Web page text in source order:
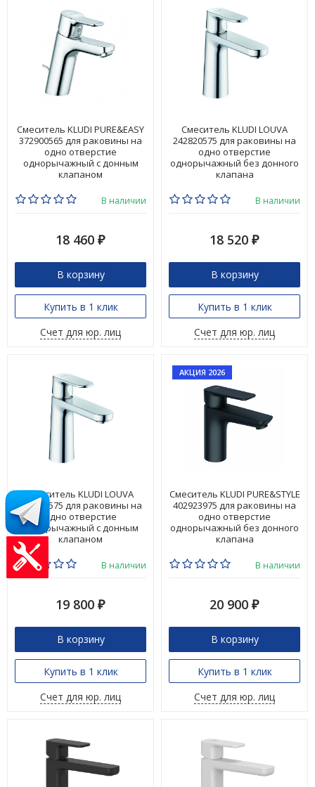
Смеситель KLUDI PURE&EASY
372900565 для раковины на
одно отверстие
однорычажный с донным
клапаном
В наличии
18 460 ₽
В корзину
Купить в 1 клик
Счет для юр. лиц
Смеситель KLUDI LOUVA
242820575 для раковины на
одно отверстие
однорычажный без донного
клапана
В наличии
18 520 ₽
В корзину
Купить в 1 клик
Счет для юр. лиц
Смеситель KLUDI LOUVA
242880575 для раковины на
одно отверстие
однорычажный с донным
клапаном
В наличии
19 800 ₽
В корзину
Купить в 1 клик
Счет для юр. лиц
АКЦИЯ 2026
Смеситель KLUDI PURE&STYLE
402923975 для раковины на
одно отверстие
однорычажный без донного
клапана
В наличии
20 900 ₽
В корзину
Купить в 1 клик
Счет для юр. лиц